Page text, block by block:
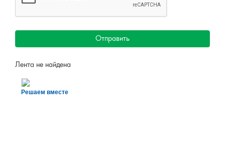
Отправить
Лента не найдена
Решаем вместе